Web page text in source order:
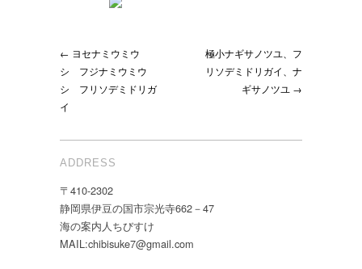
← ヨセナミウミウ
シ フジナミウミウ
シ フリソデミドリガ
イ
極小ナギサノツユ、フ
リソデミドリガイ、ナ
ギサノツユ →
ADDRESS
〒410-2302
静岡県伊豆の国市宗光寺662－47
海の案内人ちびすけ
MAIL:chibisuke7@gmail.com